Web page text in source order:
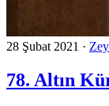
28 Şubat 2021 ·
78. Altın